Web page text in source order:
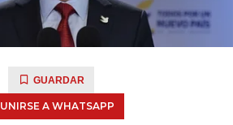
GUARDAR
UNIRSE A WHATSAPP